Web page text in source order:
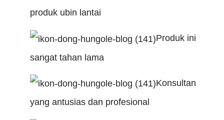
produk ubin lantai
Produk ini
sangat tahan lama
Konsultan
yang antusias dan profesional